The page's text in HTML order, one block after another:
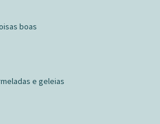
boas
e geleias